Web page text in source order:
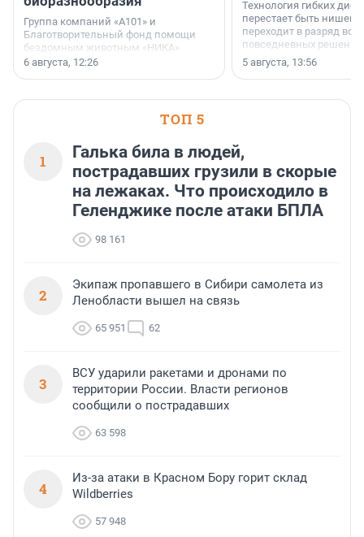
Группа компаний «А101» и
Благотворительный фонд помощи
бездомным животным «НИКА»
заключили соглашение о
6 августа, 12:26
Технология гибких
перестает быть
переходит в разряд
повседневных
5 августа, 13:56
ТОП 5
1
Галька била в людей,
пострадавших грузили в скорые
на лежаках. Что происходило в
Геленджике после атаки БПЛА
98 161
2
Экипаж пропавшего в Сибири самолета из
Ленобласти вышел на связь
65 951 62
3
ВСУ ударили ракетами и дронами по
территории России. Власти регионов
сообщили о пострадавших
63 598
4
Из-за атаки в Красном Бору горит склад
Wildberries
57 948